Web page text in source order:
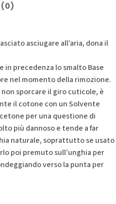
(0)
asciugare all’aria, dona il
in precedenza lo smalto Base
nel momento della rimozione.
sporcare il giro cuticole, è
il cotone con un Solvente
per una questione di
più dannoso e tende a far
naturale, soprattutto se usato
poi premuto sull’unghia per
verso la punta per